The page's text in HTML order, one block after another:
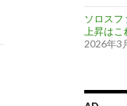
ソロス
上昇は
2026年3